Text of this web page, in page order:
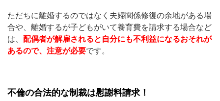
ただちに離婚するのではなく夫婦関係修復の余地がある場
合や、離婚するが子どもがいて養育費を請求する場合など
は、 配偶者が解雇されると自分にも不利益になるおそれが
あるので、注意が必要です。
不倫の合法的な制裁は慰謝料請求！